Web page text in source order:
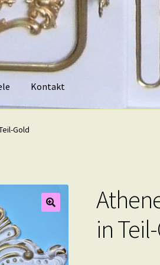
Kontakt
Gold
in